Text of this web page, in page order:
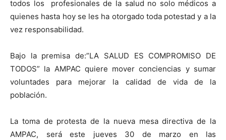
todos los profesionales de la salud no solo médicos a
quienes hasta hoy se les ha otorgado toda potestad y a la
vez responsabilidad.
Bajo la premisa de:”LA SALUD ES COMPROMISO DE
TODOS” la AMPAC quiere mover conciencias y sumar
voluntades para mejorar la calidad de vida de la
población.
La toma de protesta de la nueva mesa directiva de la
AMPAC, será este jueves 30 de marzo en las